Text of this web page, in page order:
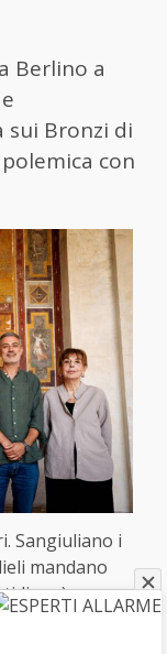
Berlino a
sui Bronzi di
con
Sangiuliano i
mandano